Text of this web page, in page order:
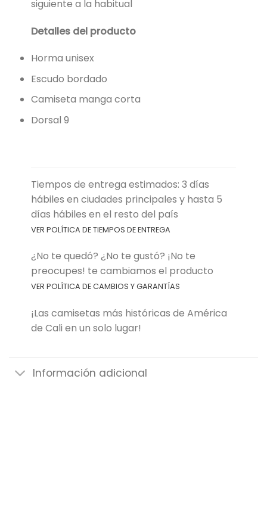
siguiente a la habitual
Detalles del producto
Horma unisex
Escudo bordado
Camiseta manga corta
Dorsal 9
Tiempos de entrega estimados: 3 días
hábiles en ciudades principales y hasta 5
días hábiles en el resto del país
VER POLÍTICA DE TIEMPOS DE ENTREGA
¿No te quedó? ¿No te gustó? ¡No te
preocupes! te cambiamos el producto
VER POLÍTICA DE CAMBIOS Y GARANTÍAS
¡Las camisetas más históricas de América
de Cali en un solo lugar!
Información adicional